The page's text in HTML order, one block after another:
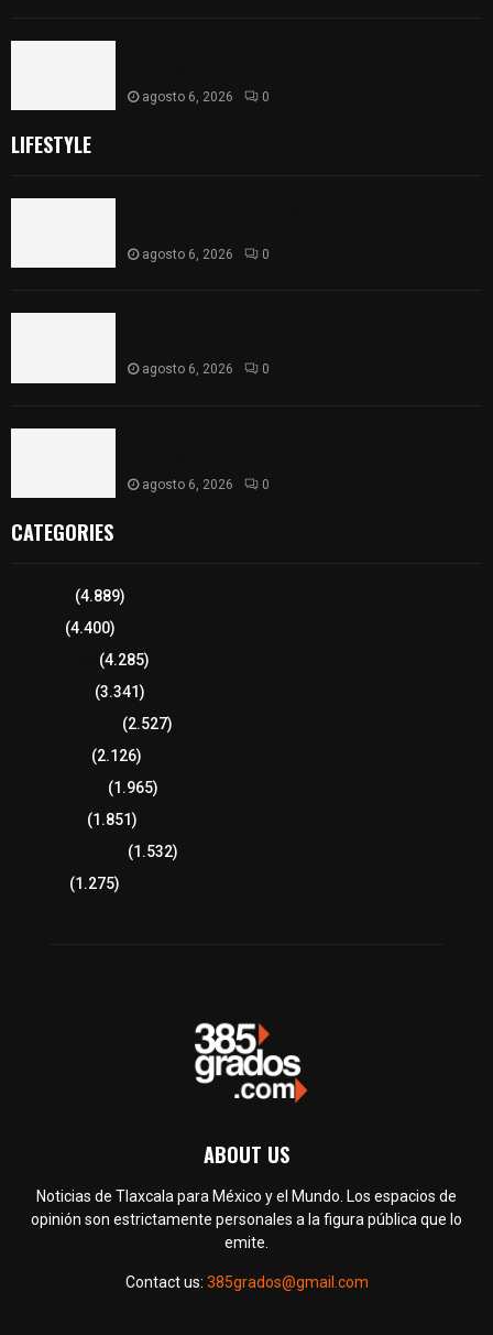
agosto 6, 2026 0
LIFESTYLE
agosto 6, 2026 0
agosto 6, 2026 0
agosto 6, 2026 0
CATEGORIES
(4.889)
(4.400)
(4.285)
(3.341)
(2.527)
(2.126)
(1.965)
(1.851)
(1.532)
(1.275)
ABOUT US
Noticias de Tlaxcala para México y el Mundo. Los espacios de
opinión son estrictamente personales a la figura pública que lo
emite.
Contact us: 385grados@gmail.com